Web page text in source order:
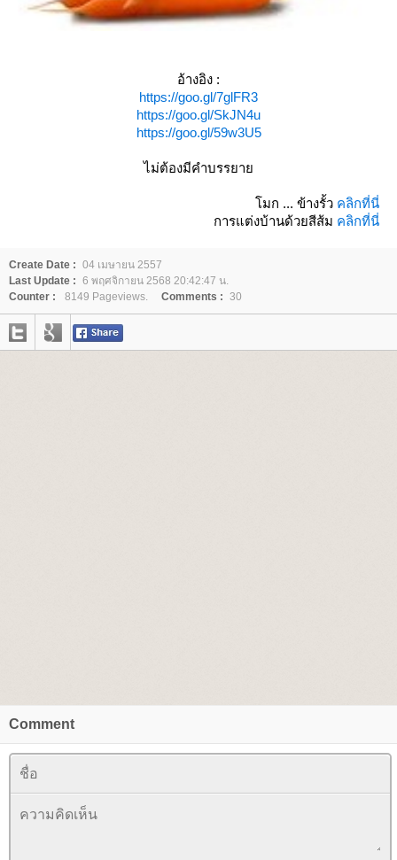
อ้างอิง :
https://goo.gl/7glFR3
https://goo.gl/SkJN4u
https://goo.gl/59w3U5
ไม่ต้องมีคำบรรยา
มก ... ข้างรั้ว คลิกที่นี่
การแต่งบ้านด้วยสีส้ม คลิกที่นี่
Create Date : 04 เมษายน 2557
Last Update : 6 พฤศจิกายน 2568 20:42:47 น.
Counter :
8149 Pageviews. Comments : 30
Comment